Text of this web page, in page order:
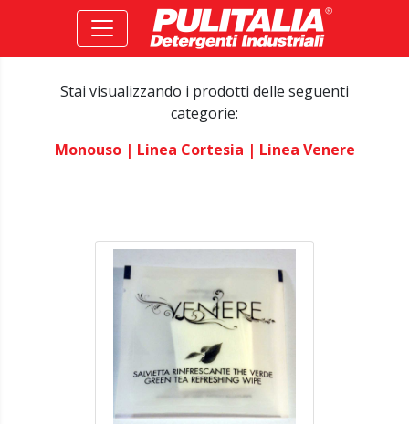
Stai visualizzando i prodotti delle seguenti
categorie:
Monouso | Linea Cortesia | Linea Venere